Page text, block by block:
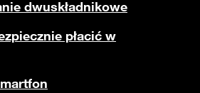
dwuskładnikowe
płacić w